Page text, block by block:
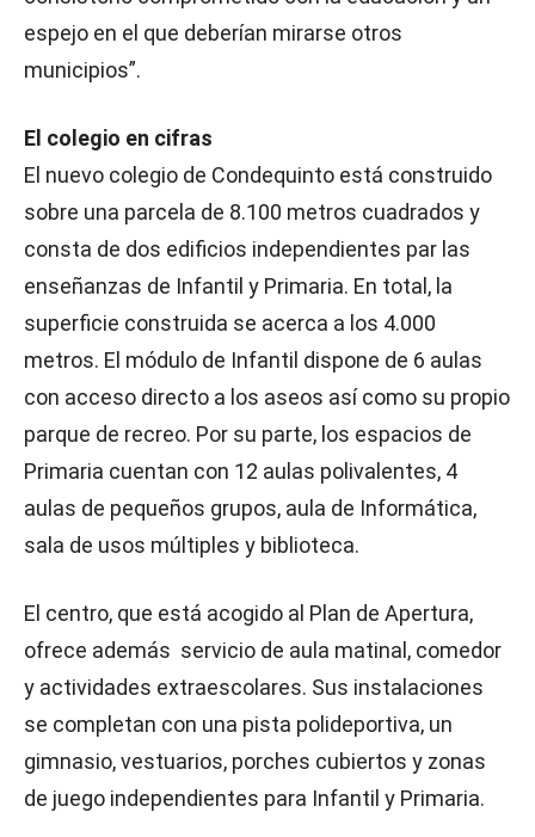
espejo en el que deberían mirarse otros
municipios”.
El colegio en cifras
El nuevo colegio de Condequinto está construido
sobre una parcela de 8.100 metros cuadrados y
consta de dos edificios independientes par las
enseñanzas de Infantil y Primaria. En total, la
superficie construida se acerca a los 4.000
metros. El módulo de Infantil dispone de 6 aulas
con acceso directo a los aseos así como su propio
parque de recreo. Por su parte, los espacios de
Primaria cuentan con 12 aulas polivalentes, 4
aulas de pequeños grupos, aula de Informática,
sala de usos múltiples y biblioteca.
El centro, que está acogido al Plan de Apertura,
ofrece además servicio de aula matinal, comedor
y actividades extraescolares. Sus instalaciones
se completan con una pista polideportiva, un
gimnasio, vestuarios, porches cubiertos y zonas
de juego independientes para Infantil y Primaria.